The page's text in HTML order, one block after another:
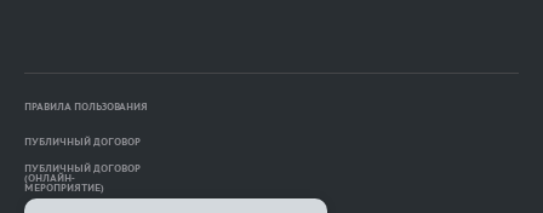
ПРАВИЛА ПОЛЬЗОВАНИЯ
ПУБЛИЧНЫЙ ДОГОВОР
ПУБЛИЧНЫЙ ДОГОВОР
(ОНЛАЙН-
МЕРОПРИЯТИЕ)